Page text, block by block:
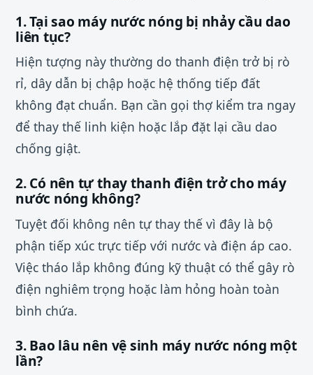
1. Tại sao máy nước nóng bị nhảy cầu dao
liên tục?
Hiện tượng này thường do thanh điện trở bị rò
rỉ, dây dẫn bị chập hoặc hệ thống tiếp đất
không đạt chuẩn. Bạn cần gọi thợ kiểm tra ngay
để thay thế linh kiện hoặc lắp đặt lại cầu dao
chống giật.
2. Có nên tự thay thanh điện trở cho máy
nước nóng không?
Tuyệt đối không nên tự thay thế vì đây là bộ
phận tiếp xúc trực tiếp với nước và điện áp cao.
Việc tháo lắp không đúng kỹ thuật có thể gây rò
điện nghiêm trọng hoặc làm hỏng hoàn toàn
bình chứa.
3. Bao lâu nên vệ sinh máy nước nóng một
lần?